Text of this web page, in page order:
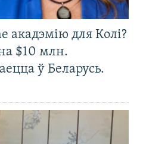
акадэмію для Колі?
$10 млн.
ў Беларусь.